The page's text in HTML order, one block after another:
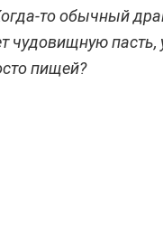
то обычный
чудовищную пасть,
пищей?